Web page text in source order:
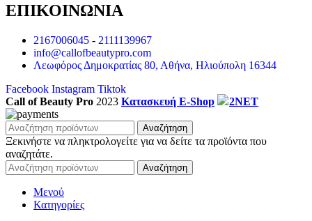
ΕΠΙΚΟΙΝΩΝΙΑ
2167006045 - 2111139967
info@callofbeautypro.com
Λεωφόρος Δημοκρατίας 80, Αθήνα, Ηλιούπολη 16344
Facebook Instagram Tiktok
Call of Beauty Pro 2023 Κατασκευή E-Shop 2NET
Αναζήτηση
Ξεκινήστε να πληκτρολογείτε για να δείτε τα προϊόντα που
αναζητάτε.
Αναζήτηση
Μενού
Κατηγορίες